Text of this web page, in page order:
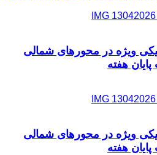
ویژه در محورهای شمالی
هفته
ویژه در محورهای شمالی
هفته